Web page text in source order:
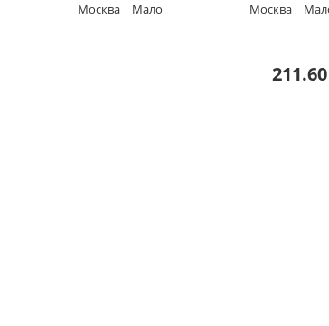
Москва
Мало
Москва